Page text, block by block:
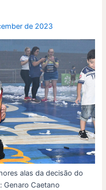
de 2023
alas da decisão do
Genaro Caetano